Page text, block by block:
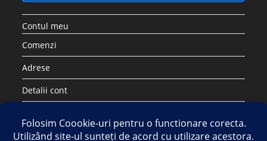
Contul meu
Comenzi
Adrese
Detalii cont